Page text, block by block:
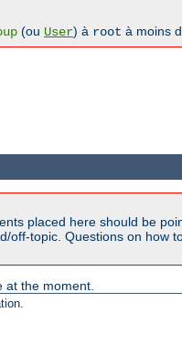
(ou User) à root à moins
placed here should be
off-topic. Questions on how
at the moment.